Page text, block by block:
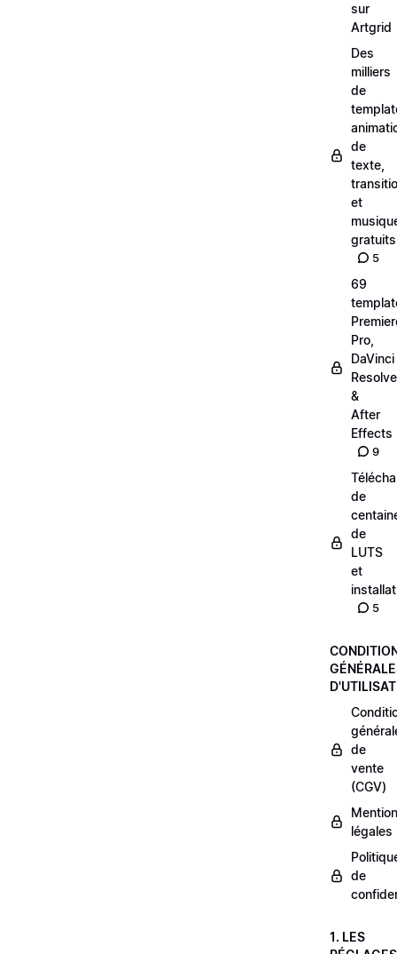
sur
Artgrid
Des
milliers
de
de
texte,
et
gratuits
5
69
Pro,
DaVinci
Resolve
&
After
Effects
9
de
de
LUTS
et
5
de
vente
(CGV)
légales
de
1. LES